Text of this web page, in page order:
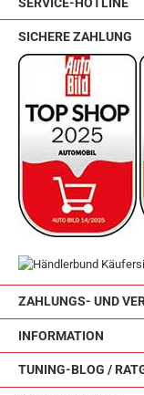
ZAHLUNGS- UND
INFORMATION
TUNING-BLOG /
SICHERE ZAHLUNG